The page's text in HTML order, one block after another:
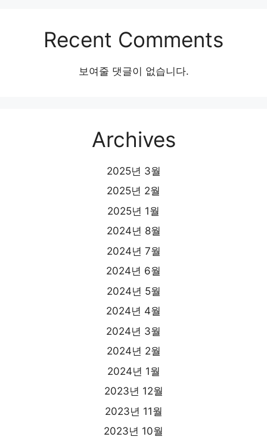
Recent Comments
보여줄 댓글이 없습니다.
Archives
2025년 3월
2025년 2월
2025년 1월
2024년 8월
2024년 7월
2024년 6월
2024년 5월
2024년 4월
2024년 3월
2024년 2월
2024년 1월
2023년 12월
2023년 11월
2023년 10월